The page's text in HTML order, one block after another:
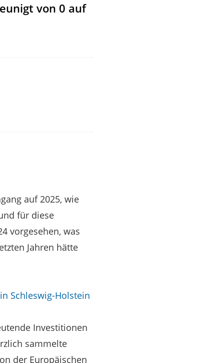
von 0 auf
auf 2025, wie
für diese
vorgesehen, was
Jahren hätte
Schleswig-Holstein
Investitionen
sammelte
der Europäischen